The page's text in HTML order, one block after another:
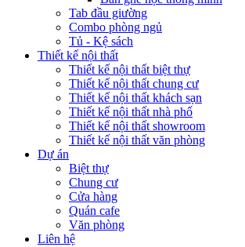
Tab đầu giường
Combo phòng ngủ
Tủ - Kệ sách
Thiết kế nội thất
Thiết kế nội thất biệt thự
Thiết kế nội thất chung cư
Thiết kế nội thất khách sạn
Thiết kế nội thất nhà phố
Thiết kế nội thất showroom
Thiết kế nội thất văn phòng
Dự án
Biệt thự
Chung cư
Cửa hàng
Quán cafe
Văn phòng
Liên hệ